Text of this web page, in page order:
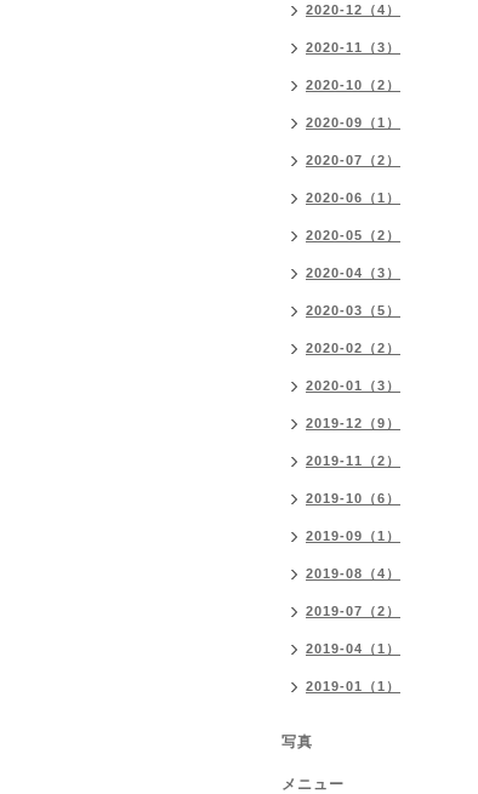
2020-12（4）
2020-11（3）
2020-10（2）
2020-09（1）
2020-07（2）
2020-06（1）
2020-05（2）
2020-04（3）
2020-03（5）
2020-02（2）
2020-01（3）
2019-12（9）
2019-11（2）
2019-10（6）
2019-09（1）
2019-08（4）
2019-07（2）
2019-04（1）
2019-01（1）
写真
メニュー